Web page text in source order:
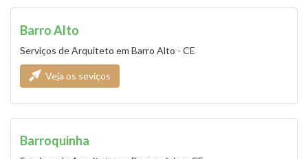
Barro Alto
Serviços de Arquiteto em Barro Alto - CE
Veja os seviços
Barroquinha